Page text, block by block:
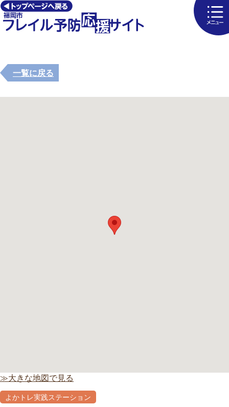
一覧に戻る
≫大きな地図で見る
よかトレ実践ステーション